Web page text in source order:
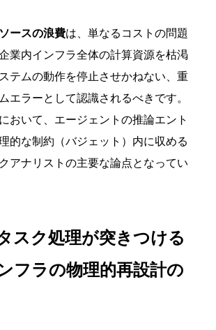
ースの浪費は、単なるコストの問題
業内インフラ全体の計算資源を枯渇
テムの動作を停止させかねない、重
エラーとして認識されるべきです。
おいて、エージェントの推論エント
的な制約（バジェット）内に収める
アナリストの主要な論点となってい
スク処理が突きつける
フラの物理的再設計の